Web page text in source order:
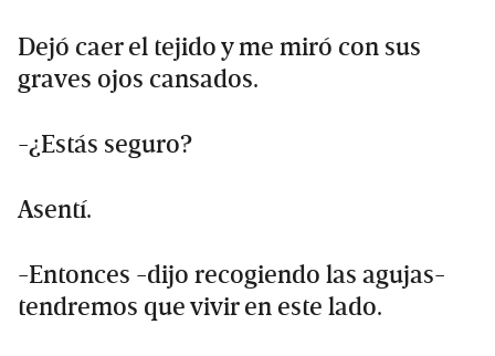
Dejó caer el tejido y me miró con sus
graves ojos cansados.
-¿Estás seguro?
Asentí.
-Entonces -dijo recogiendo las agujas-
tendremos que vivir en este lado.